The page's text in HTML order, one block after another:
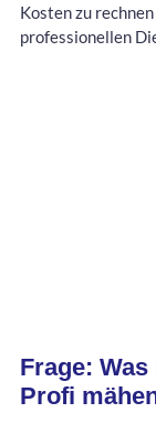
Kosten zu
professionellen
Frage:
Profi